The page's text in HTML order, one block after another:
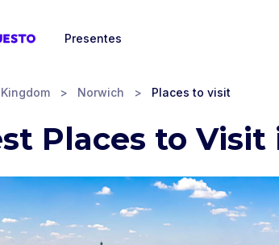
Presentes
> Norwich > Places to visit
Places to